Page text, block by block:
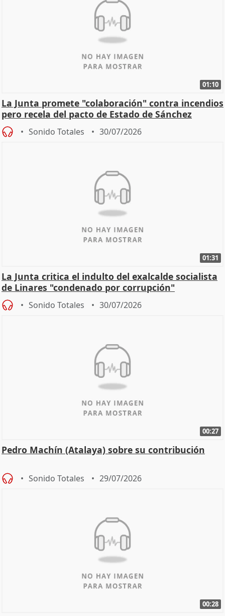
01:10
La Junta promete "colaboración" contra incendios
pero recela del pacto de Estado de Sánchez
Sonido Totales 30/07/2026
01:31
La Junta critica el indulto del exalcalde socialista
de Linares "condenado por corrupción"
Sonido Totales 30/07/2026
00:27
Pedro Machín (Atalaya) sobre su contribución
Sonido Totales 29/07/2026
00:28